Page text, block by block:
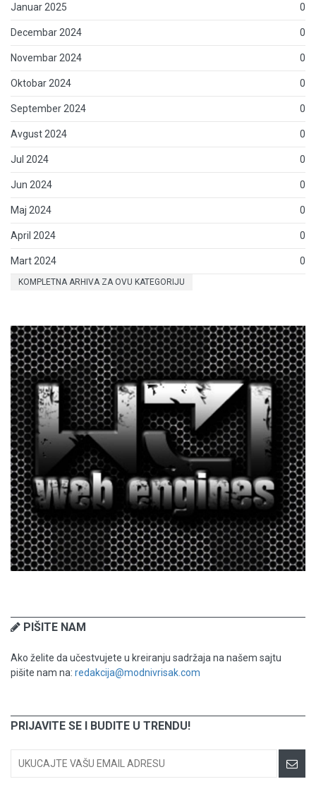
Januar 2025 0
Decembar 2024 0
Novembar 2024 0
Oktobar 2024 0
September 2024 0
Avgust 2024 0
Jul 2024 0
Jun 2024 0
Maj 2024 0
April 2024 0
Mart 2024 0
KOMPLETNA ARHIVA ZA OVU KATEGORIJU
PIŠITE NAM
Ako želite da učestvujete u kreiranju sadržaja na našem sajtu
pišite nam na: redakcija@modnivrisak.com
PRIJAVITE SE I BUDITE U TRENDU!